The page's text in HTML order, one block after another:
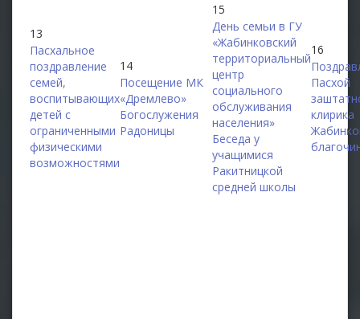
13
Пасхальное
поздравление
семей,
воспитывающих
детей с
ограниченными
физическими
возможностями
14
Посещение МК
«Дремлево»
Богослужения
Радоницы
15
День семьи в ГУ
«Жабинковский
территориальный
центр
социального
обслуживания
населения»
Беседа у
учащимися
Ракитницкой
средней школы
16
Пасхой
клирика